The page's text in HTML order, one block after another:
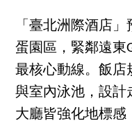
「臺北洲際酒店
蛋園區，緊鄰遠東
最核心動線。飯店
與室內泳池，設計
大廳皆強化地標感